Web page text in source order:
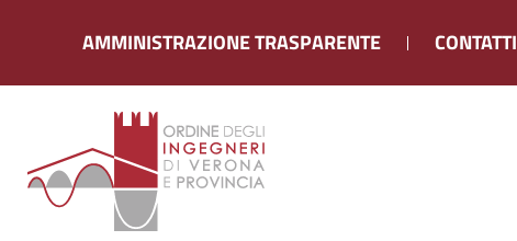
AMMINISTRAZIONE TRASPARENTE CONTATTI